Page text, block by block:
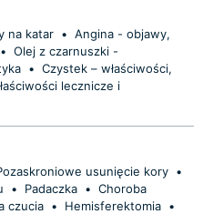
na katar • Angina - objawy,
• Olej z czarnuszki -
• Czystek – właściwości,
lecznicze i
usunięcie kory •
• Padaczka • Choroba
czucia • Hemisferektomia •